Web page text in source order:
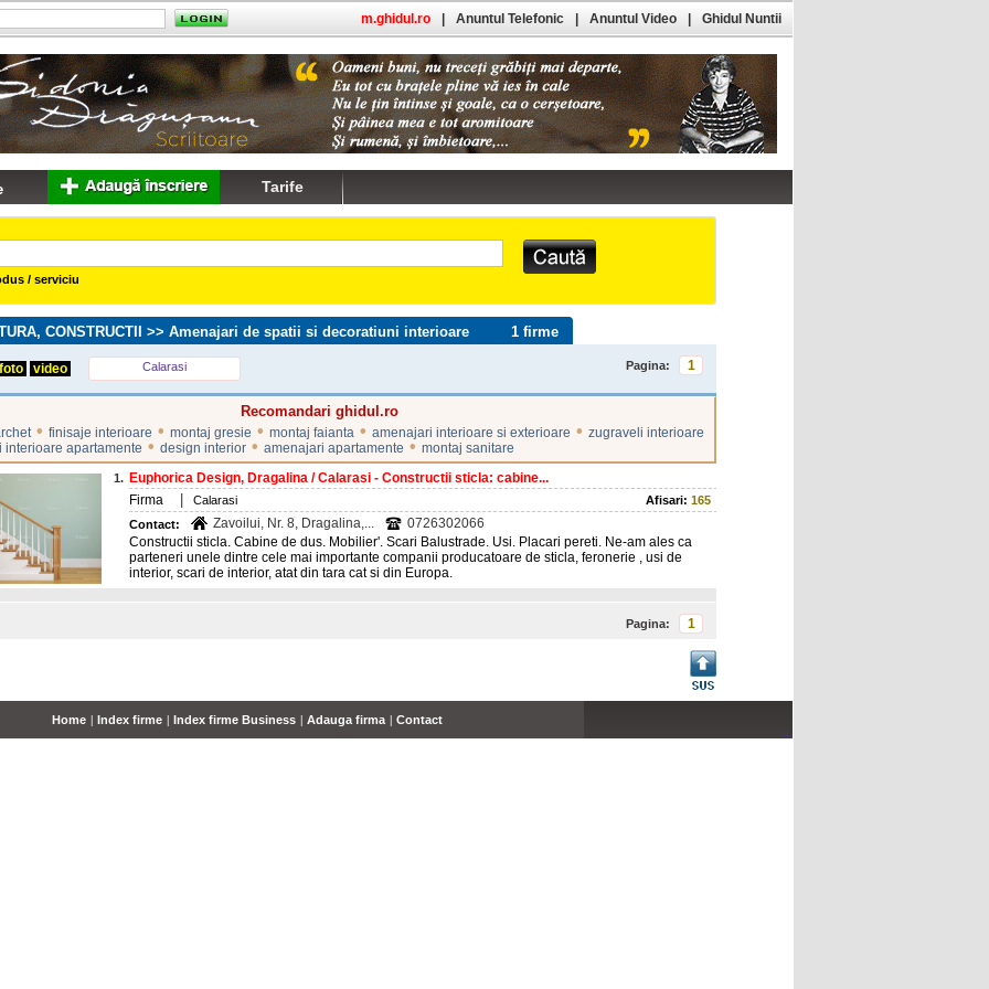
/ serviciu
1 firme
CONSTRUCTII >> Amenajari de spatii si decoratiuni interioare
foto video Calarasi Pagina: 1
Recomandari ghidul.ro
• finisaje interioare • montaj gresie • montaj faianta • amenajari interioare si exterioare • zugraveli interioare
interioare apartamente • design interior • amenajari apartamente • montaj sanitare
1. Euphorica Design, Dragalina / Calarasi - Constructii sticla: cabine...
Firma
Calarasi Afisari: 165
Contact:
Zavoilui, Nr. 8, Dragalina,...
0726302066
Constructii sticla. Cabine de dus. Mobilier'. Scari Balustrade. Usi. Placari pereti. Ne-am ales ca
parteneri unele dintre cele mai importante companii producatoare de sticla, feronerie , usi de
interior, scari de interior, atat din tara cat si din Europa.
Pagina: 1
m.ghidul.ro Anuntul Telefonic Anuntul Video Ghidul Nuntii
Tarife
Home | Index firme | Index firme Business | Adauga firma | Contact